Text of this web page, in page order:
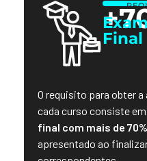
Final
O requisito para obter
cada curso consiste em
final com mais de
apresentado ao